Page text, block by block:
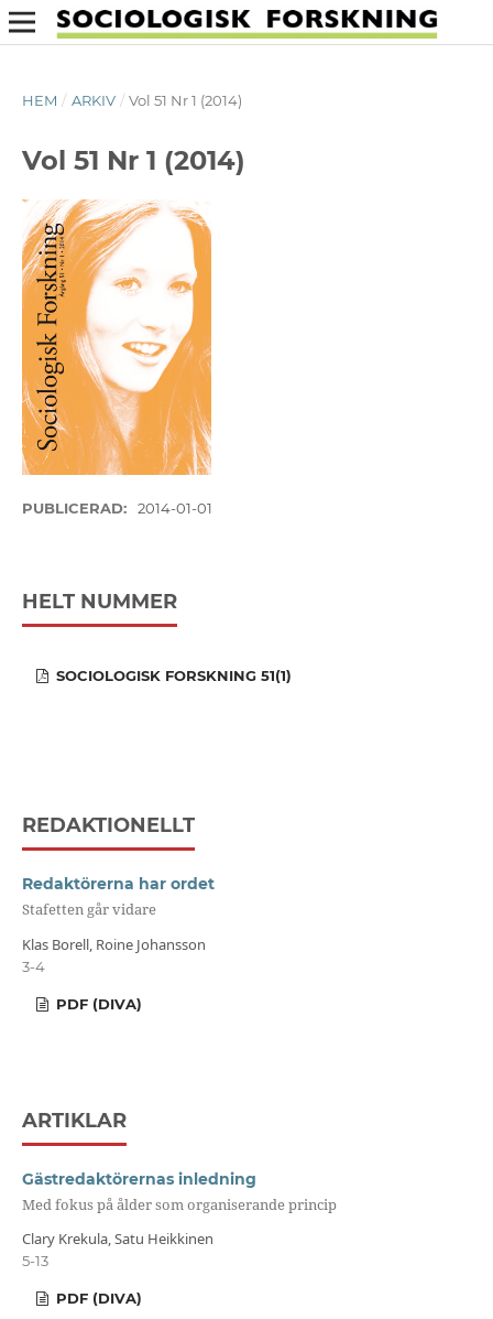
HEM / ARKIV / Vol 51 Nr 1 (2014)
Vol 51 Nr 1 (2014)
PUBLICERAD: 2014-01-01
HELT NUMMER
SOCIOLOGISK FORSKNING 51(1)
REDAKTIONELLT
Redaktörerna har ordet
Stafetten går vidare
Klas Borell, Roine Johansson
3-4
PDF (DIVA)
ARTIKLAR
Gästredaktörernas inledning
Med fokus på ålder som organiserande princip
Clary Krekula, Satu Heikkinen
5-13
PDF (DIVA)